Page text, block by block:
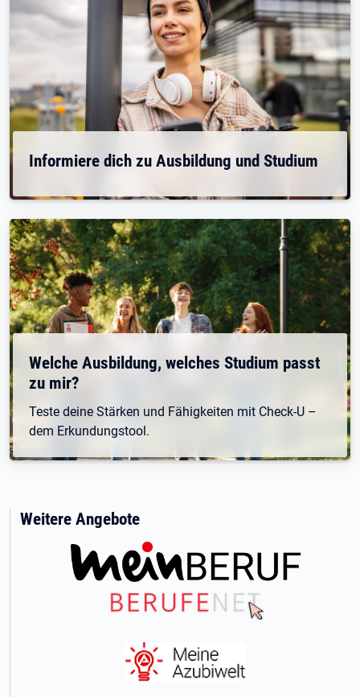
Informiere dich zu Ausbildung und Studium
Welche Ausbildung, welches Studium passt
zu mir?
Teste deine Stärken und Fähigkeiten mit Check-U –
dem Erkundungstool.
Weitere Angebote